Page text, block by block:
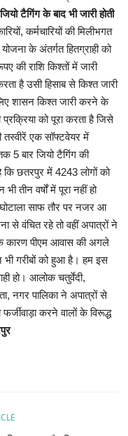
जियो टैगिंग के बाद भी जारी होती
कर्मचारियों की मिलीभगत
के अंतर्गत हितग्राही को
की राशि किश्तों में जारी
है उसी हिसाब से किश्त जारी
शासन किश्त जारी करने के
को पूरा करता है जिसे
तस्वीरें एक सॉफ्टवेयर में
5 बार जियो टैगिंग की
कि छतरपुर में 4243 लोगों को
तीन वर्षों में पूरा नहीं हो
साफ तौर पर नजर आ
से वंचित रहे तो वहीं अपात्रों ने
कारण पीएम आवास की अगले
गरीबों को हुआ है। हम इस
हो। आलोक चतुर्वेदी,
नगर पालिका ने अपात्रों से
करने वालों के विरूद्ध